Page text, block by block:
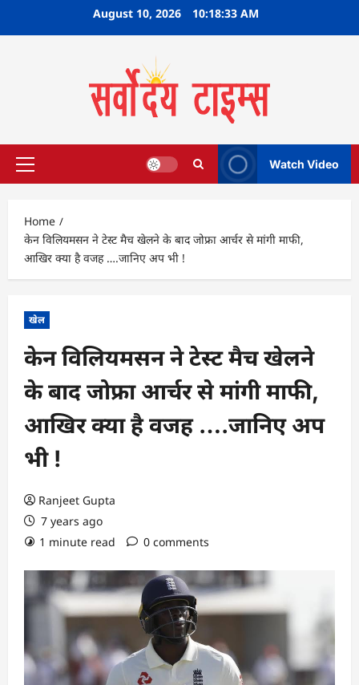
August 10, 2026 10:18:34 AM
Primary
Watch Video
Home
केन विलियमसन ने टेस्ट मैच खेलने के बाद जोफ्रा आर्चर से मांगी माफी,
आखिर क्या है वजह ….जानिए अप भी !
खेल
केन विलियमसन ने टेस्ट मैच खेलने
के बाद जोफ्रा आर्चर से मांगी माफी,
आखिर क्या है वजह ….जानिए अप
भी !
Ranjeet Gupta
7 years ago
1 minute read
0 comments